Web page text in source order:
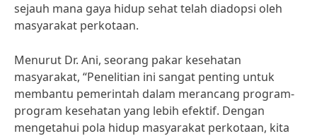
sejauh mana gaya hidup sehat telah diadopsi oleh
masyarakat perkotaan.
Menurut Dr. Ani, seorang pakar kesehatan
masyarakat, “Penelitian ini sangat penting untuk
membantu pemerintah dalam merancang program-
program kesehatan yang lebih efektif. Dengan
mengetahui pola hidup masyarakat perkotaan, kita